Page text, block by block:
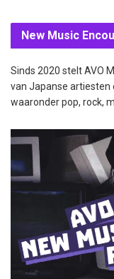
New Music
Sinds 2020 stelt AVO
van Japanse artiesten
waaronder pop, rock,